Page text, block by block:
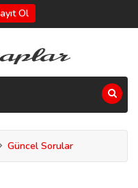
Ol
Güncel Sorular